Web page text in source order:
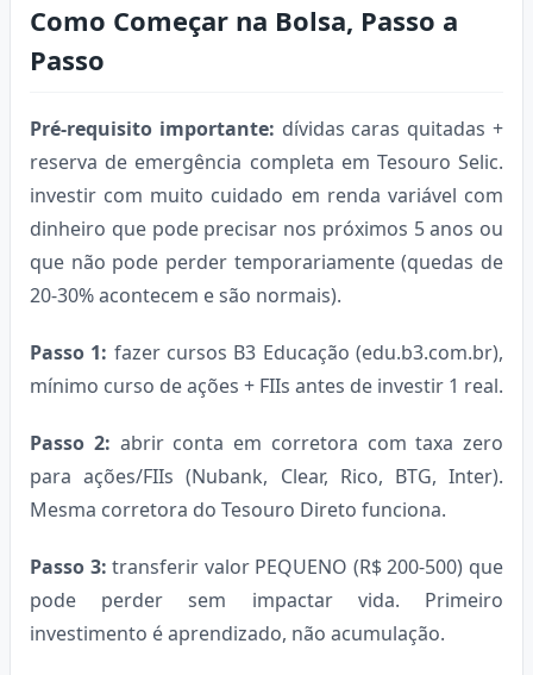
Como Começar na Bolsa, Passo a
Passo
Pré-requisito importante: dívidas caras quitadas +
reserva de emergência completa em Tesouro Selic.
investir com muito cuidado em renda variável com
dinheiro que pode precisar nos próximos 5 anos ou
que não pode perder temporariamente (quedas de
20-30% acontecem e são normais).
Passo 1: fazer cursos B3 Educação (edu.b3.com.br),
mínimo curso de ações + FIIs antes de investir 1 real.
Passo 2: abrir conta em corretora com taxa zero
para ações/FIIs (Nubank, Clear, Rico, BTG, Inter).
Mesma corretora do Tesouro Direto funciona.
Passo 3: transferir valor PEQUENO (R$ 200-500) que
pode perder sem impactar vida. Primeiro
investimento é aprendizado, não acumulação.